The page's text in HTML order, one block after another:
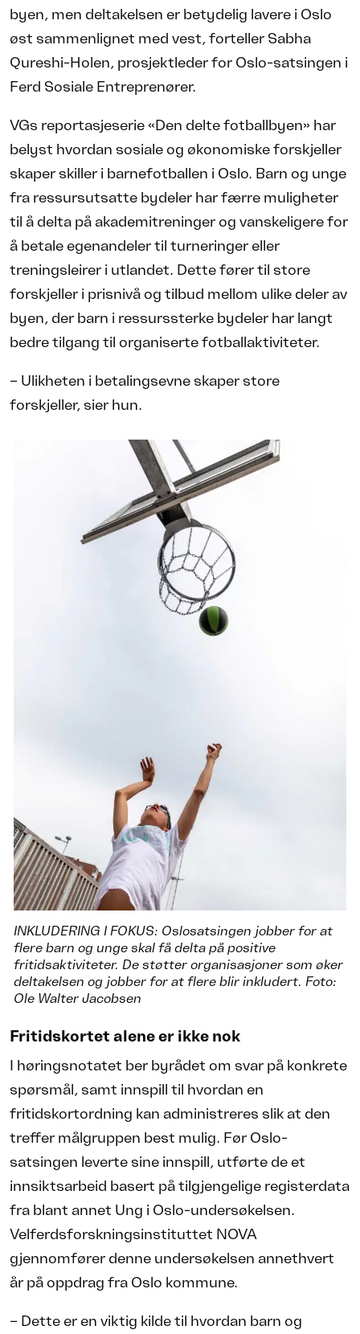
byen, men deltakelsen er betydelig lavere i Oslo
øst sammenlignet med vest, forteller Sabha
Qureshi-Holen, prosjektleder for Oslo-satsingen i
Ferd Sosiale Entreprenører.
VGs reportasjeserie «Den delte fotballbyen» har
belyst hvordan sosiale og økonomiske forskjeller
skaper skiller i barnefotballen i Oslo. Barn og unge
fra ressursutsatte bydeler har færre muligheter
til å delta på akademitreninger og vanskeligere for
å betale egenandeler til turneringer eller
treningsleirer i utlandet. Dette fører til store
forskjeller i prisnivå og tilbud mellom ulike deler av
byen, der barn i ressurssterke bydeler har langt
bedre tilgang til organiserte fotballaktiviteter.
– Ulikheten i betalingsevne skaper store
forskjeller, sier hun.
INKLUDERING I FOKUS: Oslosatsingen jobber for at
flere barn og unge skal få delta på positive
fritidsaktiviteter. De støtter organisasjoner som øker
deltakelsen og jobber for at flere blir inkludert. Foto:
Ole Walter Jacobsen
Fritidskortet alene er ikke nok
I høringsnotatet ber byrådet om svar på konkrete
spørsmål, samt innspill til hvordan en
fritidskortordning kan administreres slik at den
treffer målgruppen best mulig. Før Oslo-
satsingen leverte sine innspill, utførte de et
innsiktsarbeid basert på tilgjengelige registerdata
fra blant annet Ung i Oslo-undersøkelsen.
Velferdsforskningsinstituttet NOVA
gjennomfører denne undersøkelsen annethvert
år på oppdrag fra Oslo kommune.
– Dette er en viktig kilde til hvordan barn og